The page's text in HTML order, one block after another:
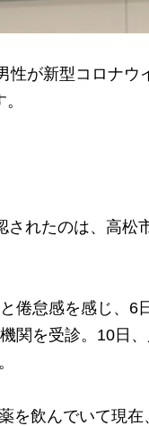
が新型コロナウ
れたのは、高松
倦怠感を感じ、6
関を受診。10日
を飲んでいて現在